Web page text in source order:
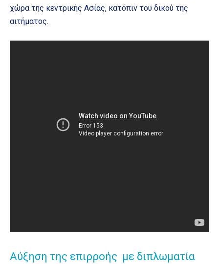
χώρα της κεντρικής Ασίας, κατόπιν του δικού της
αιτήματος.
Αύξηση της επιρροής με διπλωματία